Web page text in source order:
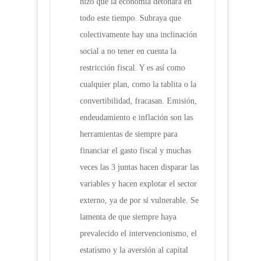
todo este tiempo. Subraya que
colectivamente hay una inclinación
social a no tener en cuenta la
restricción fiscal. Y es así como
cualquier plan, como la tablita o la
convertibilidad, fracasan. Emisión,
endeudamiento e inflación son las
herramientas de siempre para
financiar el gasto fiscal y muchas
veces las 3 juntas hacen disparar las
variables y hacen explotar el sector
externo, ya de por sí vulnerable. Se
lamenta de que siempre haya
prevalecido el intervencionismo, el
estatismo y la aversión al capital